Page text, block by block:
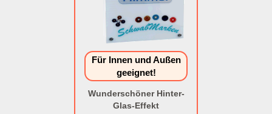
Für Innen und Außen
geeignet!
Wunderschöner Hinter-
Glas-Effekt